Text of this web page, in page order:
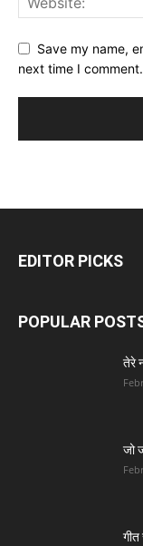
Save my name,
next time I comment.
EDITOR PICKS
POPULAR
तेरे
जो
गीत